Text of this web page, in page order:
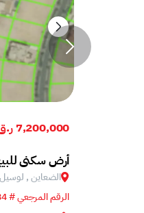
7,200,000 ر.ق
أرض سكني
الضعاين , لوسيل
الرقم المرجعي # 34284